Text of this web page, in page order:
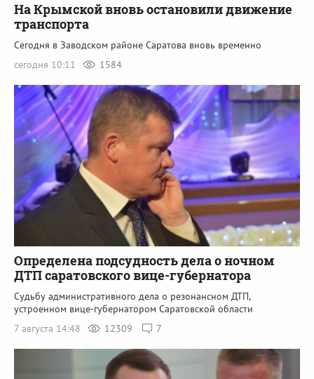
На Крымской вновь остановили движение
транспорта
Сегодня в Заводском районе Саратова вновь временно
сегодня 10:11
1584
Определена подсудность дела о ночном
ДТП саратовского вице-губернатора
Судьбу административного дела о резонансном ДТП,
устроенном вице-губернатором Саратовской области
7 августа 14:48
12309 7